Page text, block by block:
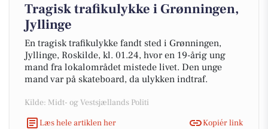
Tragisk trafikulykke i Grønningen,
Jyllinge
En tragisk trafikulykke fandt sted i Grønningen,
Jyllinge, Roskilde, kl. 01.24, hvor en 19-årig ung
mand fra lokalområdet mistede livet. Den unge
mand var på skateboard, da ulykken indtraf.
Kilde: Midt- og Vestsjællands Politi
Læs hele artiklen her
Kopiér link